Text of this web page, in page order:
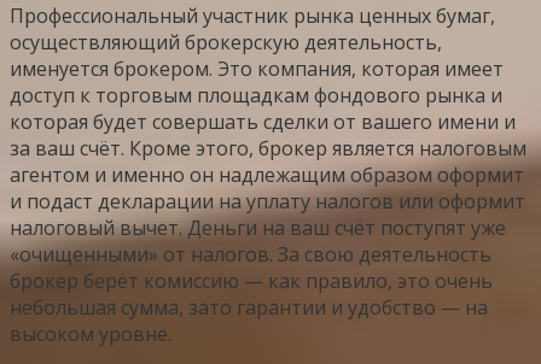
Профессиональный участник рынка ценных бумаг,
осуществляющий брокерскую деятельность,
именуется брокером. Это компания, которая имеет
доступ к торговым площадкам фондового рынка и
которая будет совершать сделки от вашего имени и
за ваш счёт. Кроме этого, брокер является налоговым
агентом и именно он надлежащим образом оформит
и подаст декларации на уплату налогов или оформит
налоговый вычет. Деньги на ваш счёт поступят уже
«очищенными» от налогов. За свою деятельность
брокер берёт комиссию — как правило, это очень
небольшая сумма, зато гарантии и удобство — на
высоком уровне.